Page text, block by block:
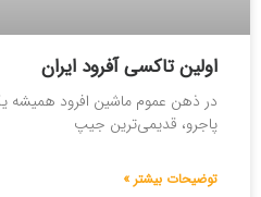
اولین تاکسی آفرود ایران
در ذهن عموم ماشین افرود همیشه
پاجرو، قدیمی‌ترین جیپ
توضیحات بیشتر »